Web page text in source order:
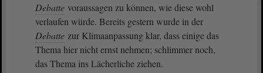
Debatte voraussagen zu können, wie diese wohl
verlaufen würde. Bereits gestern wurde in der
Debatte zur Klimaanpassung klar, dass einige das
Thema hier nicht ernst nehmen; schlimmer noch,
das Thema ins Lächerliche ziehen.